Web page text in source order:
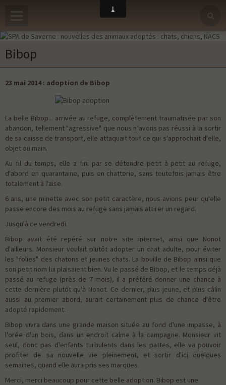
Bibop
23 mai 2014 : adoption de Bibop
La belle Bibop... arrivée au refuge, complètement traumatisée par son
abandon, tellement "agressive" que nous n'avons pas réussi à la sortir
de sa caisse de transport, elle attaquait tout ce qui s'approchait d'elle,
objet ou main.
Au fil du temps, elle a fini par se détendre petit à petit au refuge,
d'abord en quarantaine, puis en chatterie, sans toutefois jamais être
totalement à l'aise.
6 ans, une minette avec son petit caractère, nous avions peur qu'elle
passe encore des mois au refuge sans jamais attirer un regard.
Jusqu'à ce vendredi.
Bibop avait été repéré sur notre site internet, ainsi que Nonot
d'ailleurs. Monsieur voulait plutôt adopter un chat adulte, pour éviter
les "folies" des chatons et jeunes chats. La bouille de Bibop ainsi que
son petit nom lui plaisaient bien. Vu le passé de Bibop, et le temps déjà
passé au refuge (près de 7 mois), il a préféré donner une chance à
cette dernière plutôt qu'à Nonot. Ce dernier, plus jeune, et plus câlin
aussi au premier abord, aurait certainement plus de chance d'être
adopté rapidement.
Bibop vivra dans une grande maison située au fond d'une impasse, à
l'orée d'un bois, dans un endroit calme à la campagne. Monsieur vit
seul, donc pas d'enfants turbulents dans les pattes, elle va pouvoir
profiter de sa nouvelle vie pleinement, et sortir d'ici quelques
semaines, quand elle aura pris ses marques.
Merci, merci beaucoup pour cette belle adoption. Bibop est une